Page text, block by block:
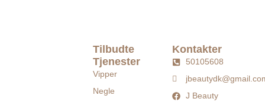
Tilbudte
Tjenester
Vipper
Negle
Kontakter
50105608
J Beauty